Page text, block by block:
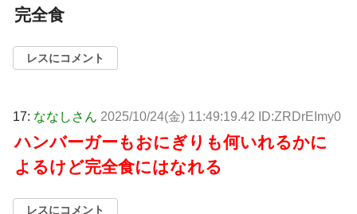
完全食
レスにコメント
17: ななしさん 2025/10/24(金) 11:49:19.42 ID:ZRDrEImy0
ハンバーガーもおにぎりも何いれるかに
よるけど完全食にはなれる
レスにコメント